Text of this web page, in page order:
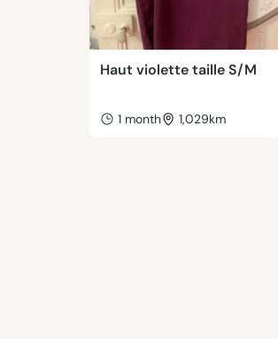
Haut violette taille S/M
1 month 1,029km